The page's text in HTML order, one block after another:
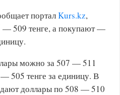
порталKurs.kz,
— 509 тенге, а покупают —
можно за 507 — 511
505 тенге за единицу. В
доллары по 508 — 510